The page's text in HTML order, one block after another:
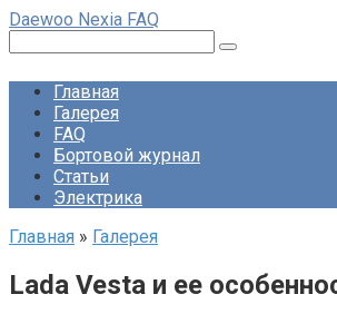
Перейти
контенту
Daewoo Nexia FAQ
Главная
Галерея
FAQ
Бортовой журнал
Статьи
Электрика
Главная » Галерея
Lada Vesta и ее